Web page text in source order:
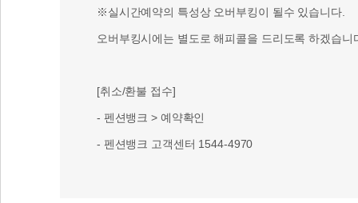
※실시간예약의 특성상 오버부킹이 될수 있습니다.
오버부킹시에는 별도로 해피콜을 드리도록 하겠습니
[취소/환불 접수]
- 펜션뱅크 > 예약확인
- 펜션뱅크 고객센터 1544-4970